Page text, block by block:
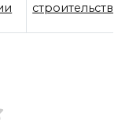
строительстве